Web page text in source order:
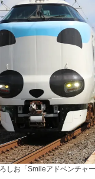
しお「Smileアドベンチャー